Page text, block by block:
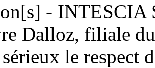
- INTESCIA
Dalloz, filiale
le respect